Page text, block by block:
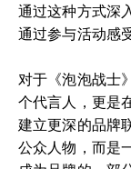
通过这种方式深
通过参与活动感
对于《泡泡战士
个代言人，更是
建立更深的品牌
公众人物，而是